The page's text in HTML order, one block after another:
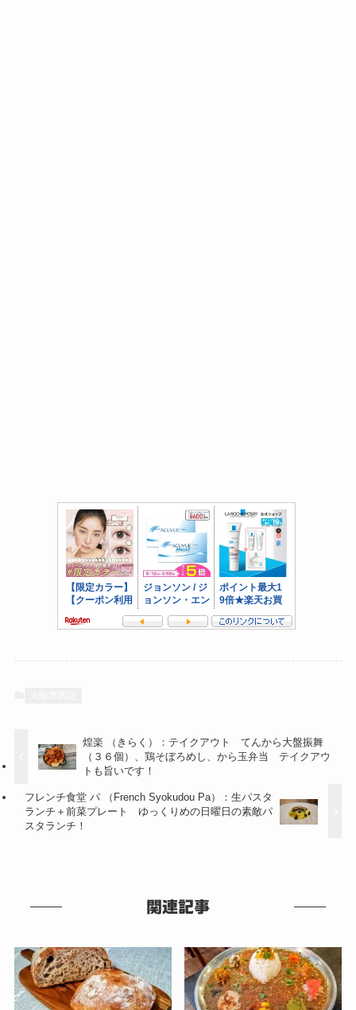
煌楽 （きらく）：テイクアウト てんから大盤振舞
（３６個）、鶏そぼろめし、から玉弁当 テイクアウ
トも旨いです！
フレンチ食堂 パ （French Syokudou Pa）：生パスタ
ランチ＋前菜プレート ゆっくりめの日曜日の素敵パ
スタランチ！
関連記事